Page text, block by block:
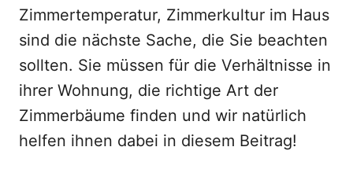
Zimmertemperatur, Zimmerkultur im Haus
sind die nächste Sache, die Sie beachten
sollten. Sie müssen für die Verhältnisse in
ihrer Wohnung, die richtige Art der
Zimmerbäume finden und wir natürlich
helfen ihnen dabei in diesem Beitrag!